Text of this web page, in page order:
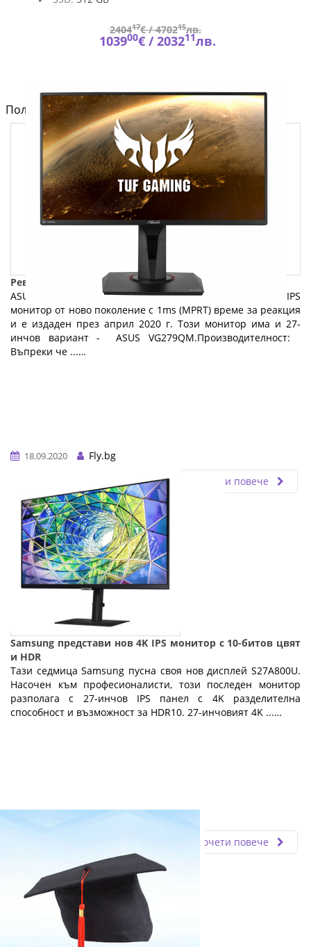
240417€ /470215лв.
103900€ /203211лв.
Полезно от блога за компютри и лаптопи на Fly.bg
Ревю на ASUS TUF Gaming VG259QM
ASUS TUF Gaming VG259QM е 24.5-инчов 1080p 240Hz IPS
монитор от ново поколение с 1ms (MPRT) време за реакция
и е издаден през април 2020 г. Този монитор има и 27-
инчов вариант - ASUS VG279QM.Производителност:
Въпреки че ...…
18.09.2020
Fly.bg
Прочети повече
Samsung представи нов 4K IPS монитор с 10-битов цвят
и HDR
Тази седмица Samsung пусна своя нов дисплей S27A800U.
Насочен към професионалисти, този последен монитор
разполага с 27-инчов IPS панел с 4K разделителна
способност и възможност за HDR10. 27-инчовият 4K ...…
Fly.bg
Прочети повече